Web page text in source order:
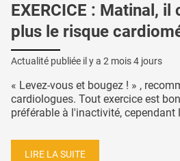
EXERCICE : Matinal,
plus le risque
Actualité publiée il y a 2 mois 4 jours
« Levez-vous et bougez ! » ,
cardiologues. Tout exercice est
préférable à l'inactivité, cependant
LIRE LA SUITE